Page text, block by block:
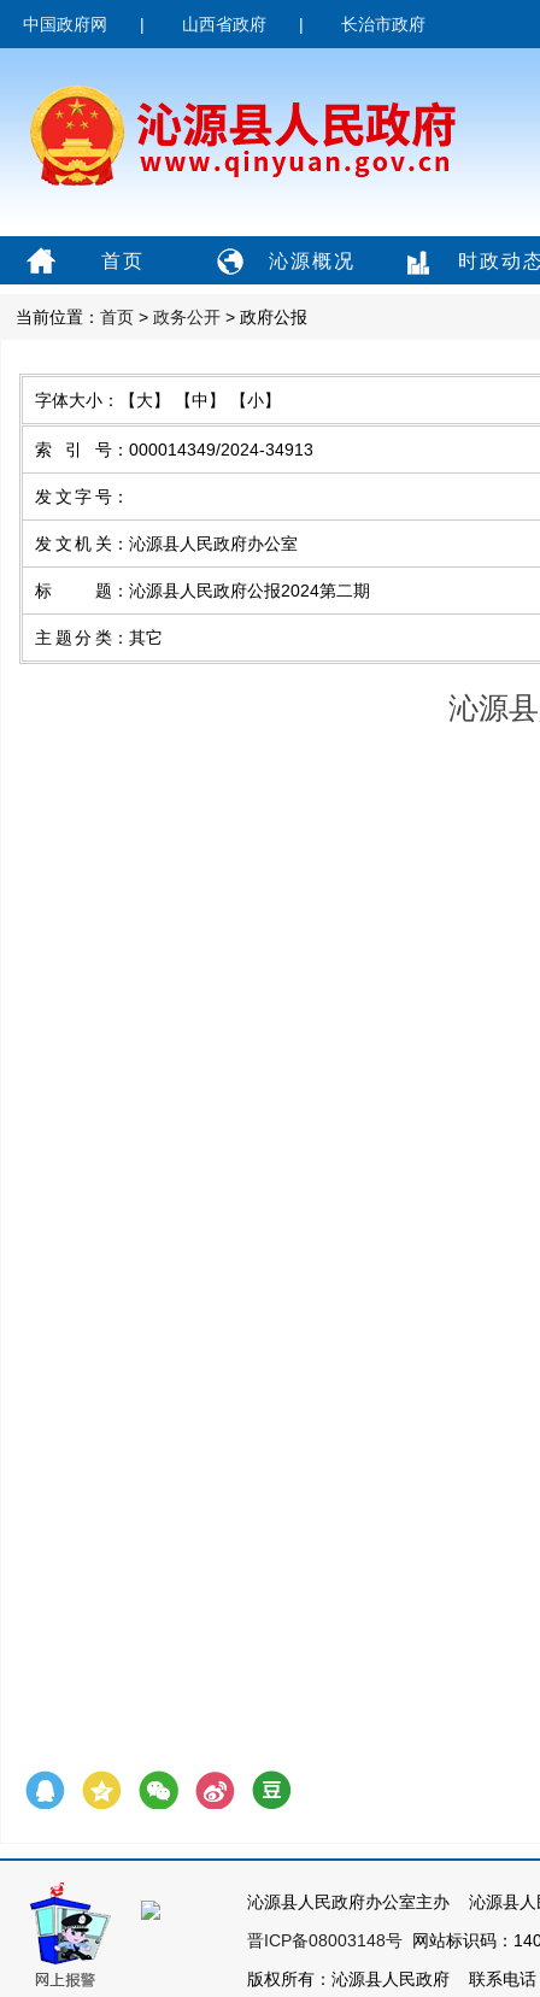
中国政府网 | 山西省政府 | 长治市政府
首页 沁源概况 时政动
当前位置： 首页 > 政务公开 > 政府公报
字体大小： 【大】 【中】 【小】
索引号 ： 000014349/2024-34913
发文字号 ：
发文机关 ： 沁源县人民政府办公室
标题 ： 沁源县人民政府公报2024第二期
主题分类 ： 其它
沁源
沁源县人民政府办公室主办 沁源县
晋ICP备08003148号 网站标识码：
版权所有：沁源县人民政府 联系电